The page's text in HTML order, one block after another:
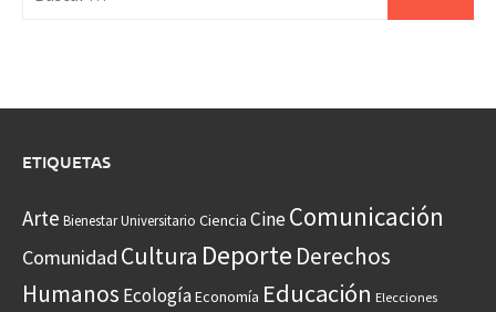
ETIQUETAS
Arte Bienestar Universitario Ciencia CineComunicación
Comunidad Cultura Deporte Derechos
Humanos EcologíaEconomía Educación Elecciones